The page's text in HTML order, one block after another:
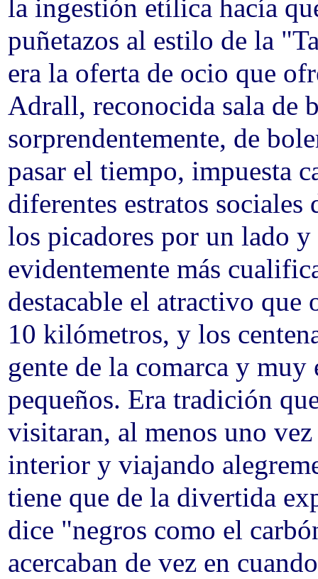
la ingestión etílica hacía
puñetazos al estilo de la
era la oferta de ocio que
Adrall, reconocida sala de
sorprendentemente, de
pasar el tiempo, impuesta
diferentes estratos
los picadores por un lado
evidentemente más
destacable el atractivo
10 kilómetros, y los
gente de la comarca y muy
pequeños. Era tradición
visitaran, al menos uno
interior y viajando
tiene que de la divertida
dice "negros como el
acercaban de vez en